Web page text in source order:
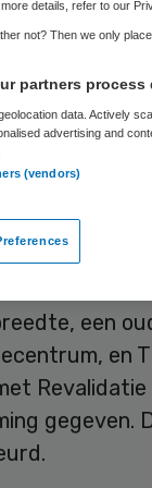
voldoende
een
en
gegeven.
details, refer to our
not? Then we only
partners
data. Actively
advertising and
(vendors)